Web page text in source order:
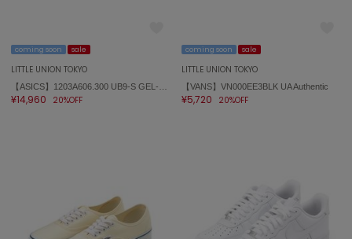
coming soon sale
LITTLE UNION TOKYO
¥14,960 20%OFF
coming soon sale
LITTLE UNION TOKYO
【VANS】VN000EE3BLK UA Authentic
¥5,720 20%OFF